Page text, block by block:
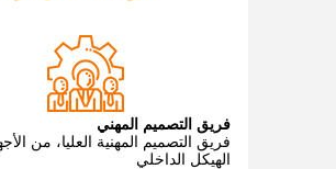
فريق التصميم المهني
فريق التصميم المهنية العليا، من
الهيكل الداخلي